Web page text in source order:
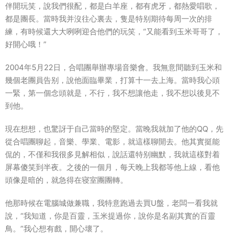
伴開玩笑，說我們很配，都是白羊座，都有虎牙，都熱愛唱歌，
都是團長。當時我并沒往心裏去，隻是特别期待每周一次的排
練，有時候還大大咧咧迎合他們的玩笑，“又能看到玉米哥哥了，
好開心哦！”
2004年5月22日，合唱團舉辦專場音樂會。我無意間聽到玉米和
幾個老團員告别，說他面臨畢業，打算十一去上海。當時我心頭
一緊，第一個念頭就是，不行，我不想讓他走，我不想以後見不
到他。
現在想想，也驚訝于自己當時的堅定。當晚我就加了他的QQ，先
從合唱團聊起，音樂、學業、電影，就這樣聊開去。他其實挺能
侃的，不僅和我很多見解相似，說話還特别幽默，我就這樣對着
屏幕傻笑到半夜。之後的一個月，每天晚上我都等他上線，看他
頭像是暗的，就急得在寝室團團轉。
他那時候在電腦城做兼職，我特意跑過去買U盤，老闆一看我就
說，“我知道，你是百靈，玉米提過你，說你是名副其實的百靈
鳥。”我心想有戲，開心壞了。